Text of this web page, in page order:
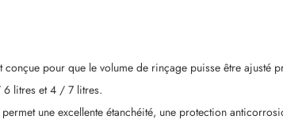
conçue pour que le volume de rinçage puisse être ajusté
litres et 4 / 7 litres.
une excellente étanchéité, une protection